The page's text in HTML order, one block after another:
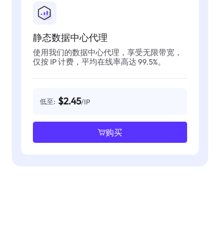
静态数据中心代理
使用我们的数据中心代理，享受无限带宽，
仅按 IP 计费，平均在线率高达 99.5%。
低至: $2.45/IP
购买